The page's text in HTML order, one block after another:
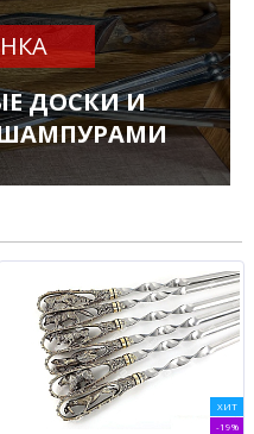
ДОСКИ И
ХИТ
-19%